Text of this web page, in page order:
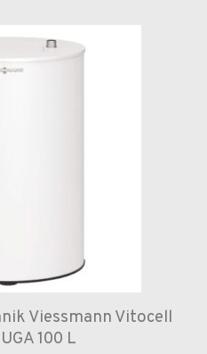
Viessmann Vitocell
100 L